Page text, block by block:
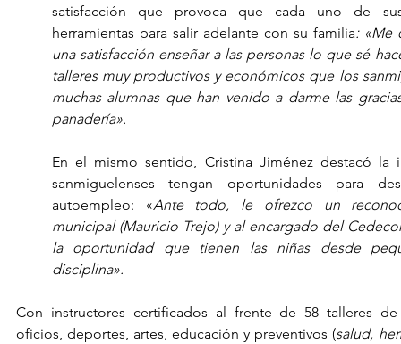
satisfacción que provoca que cada uno de
herramientas para salir adelante con su familia: «Me
una satisfacción enseñar a las personas lo que sé
talleres muy productivos y económicos que los
muchas alumnas que han venido a darme las
panadería».
En el mismo sentido, Cristina Jiménez destacó la
sanmiguelenses tengan oportunidades para
autoempleo: «Ante todo, le ofrezco un
municipal (Mauricio Trejo) y al encargado del
la oportunidad que tienen las niñas desde
disciplina».
Con instructores certificados al frente de 58 talleres
oficios, deportes, artes, educación y preventivos (salud,